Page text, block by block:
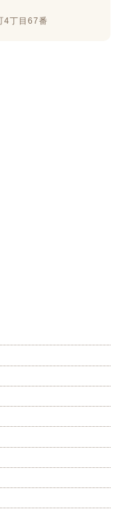
4丁目67番